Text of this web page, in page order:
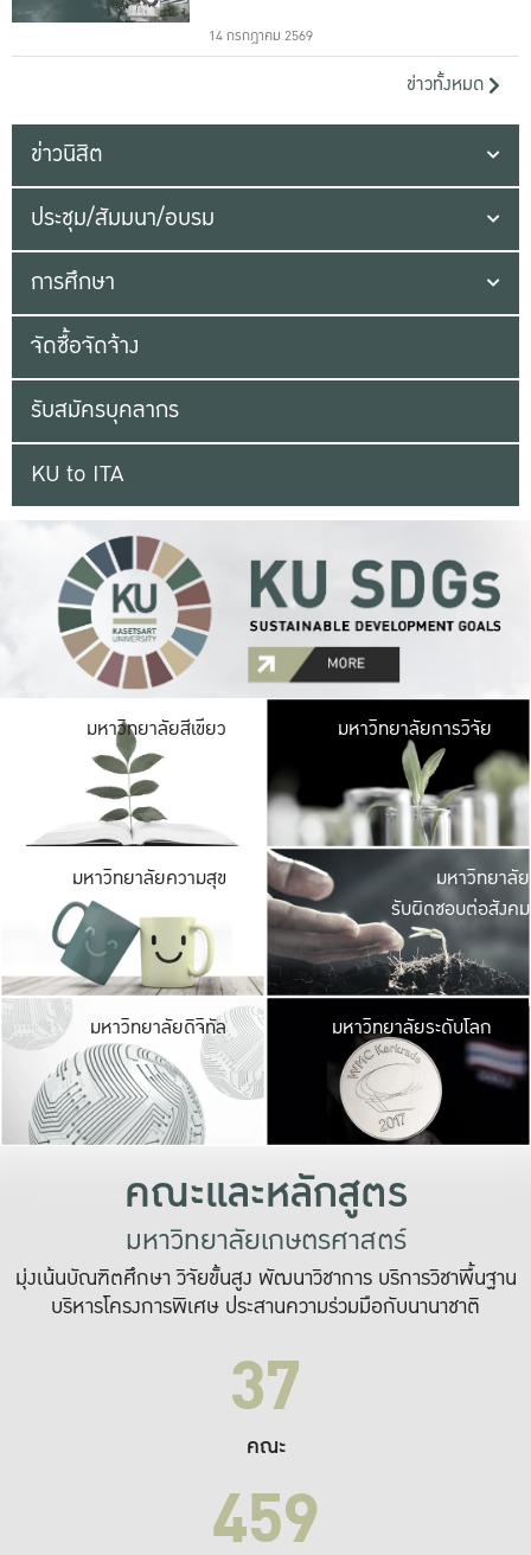
14 กรกฎาคม 2569
ข่าวทั้งหมด
ข่าวนิสิต
ประชุม/สัมมนา/อบรม
การศึกษา
จัดซื้อจัดจ้าง
รับสมัครบุคลากร
KU to ITA
มหาวิทยาลัยสีเขียว มหาวิ
มีพื้นที่เขียวสดใส
เป็นป่าในเมือง เกษต
มหาวิทยาลัยการวิจัย
มหาวิทยาลัยความสุข มหาวิ
ค
เปิดประ
และพบเรื่องราวใ
มหาวิทยาลัย
รับผิดชอบต่อสังคม
มหาวิทยาลัยดิจิทัล มหาวิ
เปลี่ยนแปลง แล
เพื่อทำง
ระบบสารสนเทศ
มหาวิทยาลัยระดับโลก
คณะและหลักสูตร
มหาวิทยาลัยเกษตรศาสตร์
มุ่งเน้นบัณฑิตศึกษา วิจัยขั้นสูง พัฒนาวิชาการ บริการวิชาพื้นฐาน
บริหารโครงการพิเศษ ประสานความร่วมมือกับนานาชาติ
37
คณะ
459